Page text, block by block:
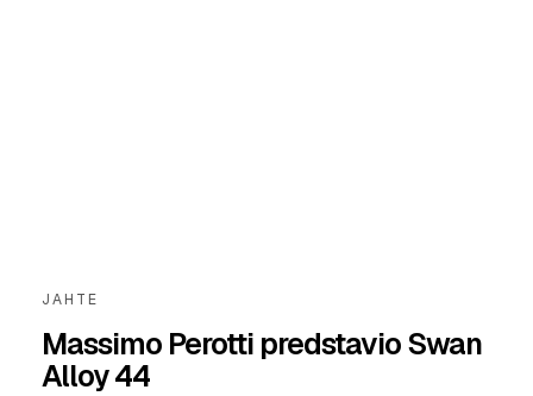
JAHTE
Massimo Perotti predstavio Swan
Alloy 44